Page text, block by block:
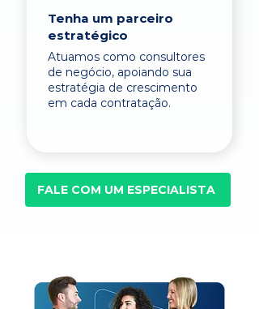
Tenha um parceiro
estratégico
Atuamos como consultores
de negócio, apoiando sua
estratégia de crescimento
em cada contratação.
FALE COM UM ESPECIALISTA